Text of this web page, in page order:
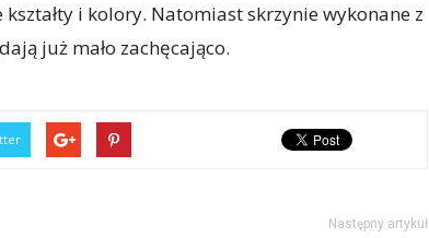
i kolory. Natomiast skrzynie wykonane z
już mało zachęcająco.
Następny artykuł